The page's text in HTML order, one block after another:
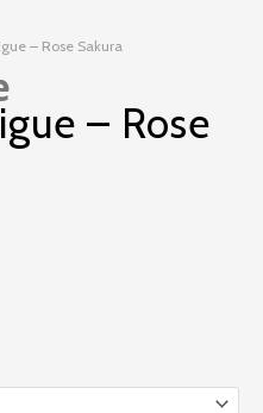
– Rose Sakura
– Rose